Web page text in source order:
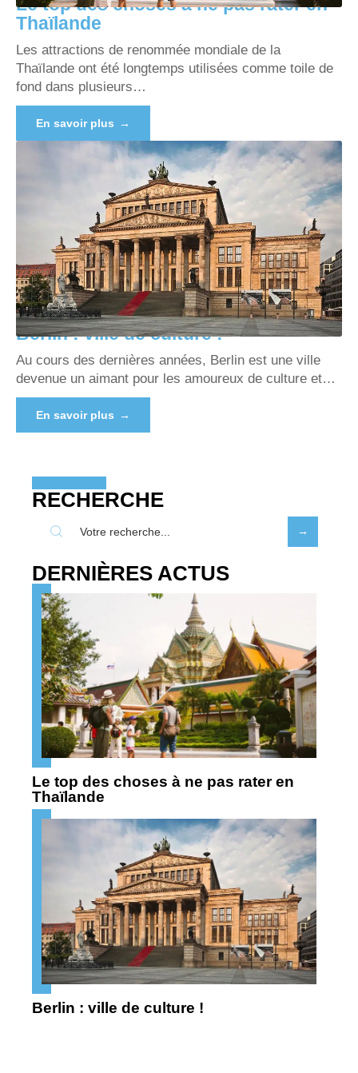
Thaïlande
Les attractions de renommée mondiale de la
Thaïlande ont été longtemps utilisées comme toile de
fond dans plusieurs…
En savoir plus
Berlin : ville de culture !
Au cours des dernières années, Berlin est une ville
devenue un aimant pour les amoureux de culture et…
En savoir plus
RECHERCHE
DERNIÈRES ACTUS
Le top des choses à ne pas rater en
Thaïlande
Berlin : ville de culture !